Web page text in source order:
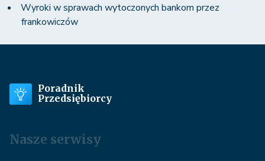
Wyroki w sprawach wytoczonych bankom przez
frankowiczów
Poradnik
Przedsiębiorcy
Nasze serwisy